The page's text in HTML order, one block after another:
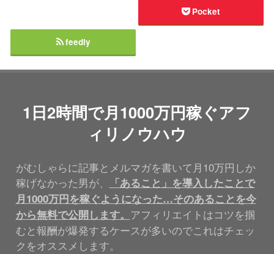
Pocket
feedly
1日2時間で月1000万円稼ぐアフ
ィリノウハウ
がむしゃらに記事とメルマガを書いて月10万円しか
稼げなかった男が、
「あること」を導入したことで
月1000万円を稼ぐようになった…そのあることを今
から無料で公開します。 アフィリエイトはコツを掴
むと報酬が爆発するケースが多いのでこれはチェッ
クをオススメします。